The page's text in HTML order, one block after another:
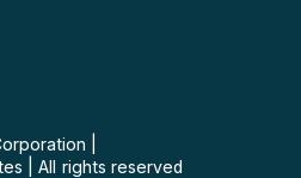
All rights reserved